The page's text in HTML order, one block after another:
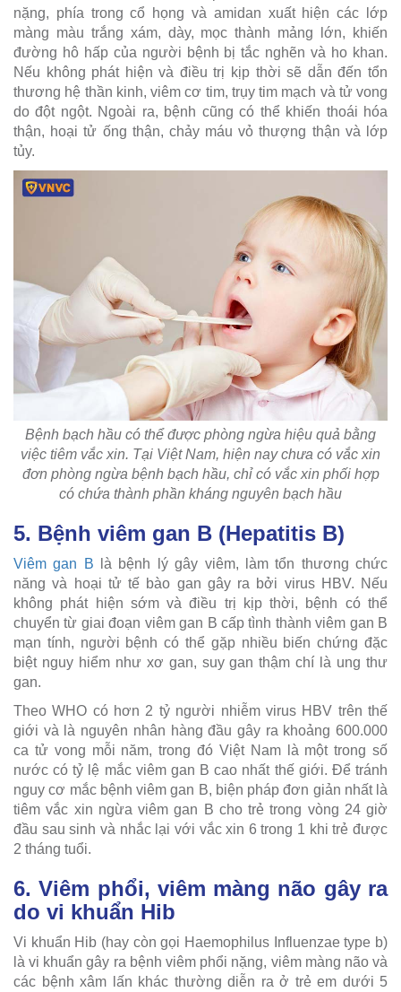
nặng, phía trong cổ họng và amidan xuất hiện các lớp
màng màu trắng xám, dày, mọc thành mảng lớn, khiến
đường hô hấp của người bệnh bị tắc nghẽn và ho khan.
Nếu không phát hiện và điều trị kịp thời sẽ dẫn đến tổn
thương hệ thần kinh, viêm cơ tim, trụy tim mạch và tử vong
do đột ngột. Ngoài ra, bệnh cũng có thể khiến thoái hóa
thận, hoại tử ống thận, chảy máu vỏ thượng thận và lớp
tủy.
Bệnh bạch hầu có thể được phòng ngừa hiệu quả bằng
việc tiêm vắc xin. Tại Việt Nam, hiện nay chưa có vắc xin
đơn phòng ngừa bệnh bạch hầu, chỉ có vắc xin phối hợp
có chứa thành phần kháng nguyên bạch hầu
5. Bệnh viêm gan B (Hepatitis B)
Viêm gan B là bệnh lý gây viêm, làm tổn thương chức
năng và hoại tử tế bào gan gây ra bởi virus HBV. Nếu
không phát hiện sớm và điều trị kịp thời, bệnh có thể
chuyển từ giai đoạn viêm gan B cấp tình thành viêm gan B
mạn tính, người bệnh có thể gặp nhiều biến chứng đặc
biệt nguy hiểm như xơ gan, suy gan thậm chí là ung thư
gan.
Theo WHO có hơn 2 tỷ người nhiễm virus HBV trên thế
giới và là nguyên nhân hàng đầu gây ra khoảng 600.000
ca tử vong mỗi năm, trong đó Việt Nam là một trong số
nước có tỷ lệ mắc viêm gan B cao nhất thế giới. Để tránh
nguy cơ mắc bệnh viêm gan B, biện pháp đơn giản nhất là
tiêm vắc xin ngừa viêm gan B cho trẻ trong vòng 24 giờ
đầu sau sinh và nhắc lại với vắc xin 6 trong 1 khi trẻ được
2 tháng tuổi.
6. Viêm phổi, viêm màng não gây ra
do vi khuẩn Hib
Vi khuẩn Hib (hay còn gọi Haemophilus Influenzae type b)
là vi khuẩn gây ra bệnh viêm phổi nặng, viêm màng não và
các bệnh xâm lấn khác thường diễn ra ở trẻ em dưới 5